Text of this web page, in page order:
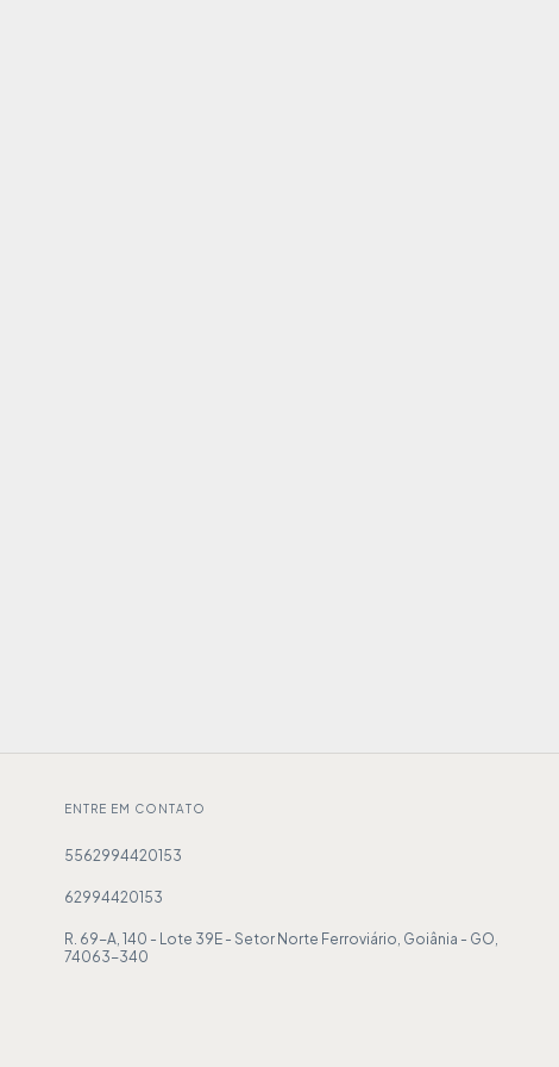
ENTRE EM CONTATO
5562994420153
62994420153
R. 69-A, 140 - Lote 39E - Setor Norte Ferroviário, Goiânia - GO,
74063-340